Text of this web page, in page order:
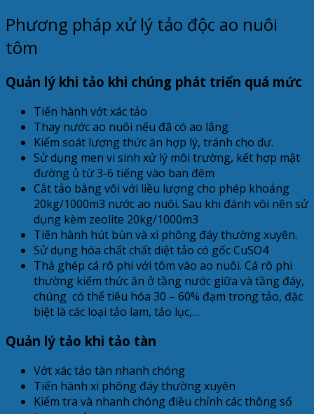
Phương pháp xử lý tảo độc ao nuôi
tôm
Quản lý khi tảo khi chúng phát triển quá mức
Tiến hành vớt xác tảo
Thay nước ao nuôi nếu đã có ao lắng
Kiểm soát lượng thức ăn hợp lý, tránh cho dư.
Sử dụng men vi sinh xử lý môi trường, kết hợp mật
đường ủ từ 3-6 tiếng vào ban đêm
Cắt tảo bằng vôi với liều lượng cho phép khoảng
20kg/1000m3 nước ao nuôi. Sau khi đánh vôi nên sử
dụng kèm zeolite 20kg/1000m3
Tiến hành hút bùn và xi phông đáy thường xuyên.
Sử dụng hóa chất chất diệt tảo có gốc CuSO4
Thả ghép cá rô phi với tôm vào ao nuôi. Cá rô phi
thường kiếm thức ăn ở tầng nước giữa và tầng đáy,
chúng có thể tiêu hóa 30 – 60% đạm trong tảo, đặc
biệt là các loại tảo lam, tảo lục,…
Quản lý tảo khi tảo tàn
Vớt xác tảo tàn nhanh chóng
Tiến hành xi phông đáy thường xuyên
Kiểm tra và nhanh chóng điều chỉnh các thông số